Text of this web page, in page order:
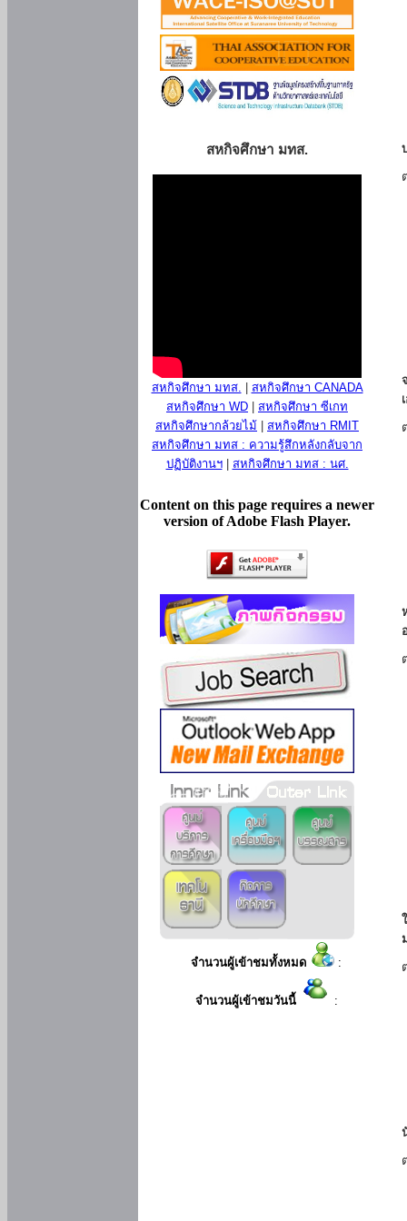
สหกิจศึกษา มทส.
สหกิจศึกษา มทส.
สหกิจศึกษา CANADA
สหกิจศึกษา WD
สหกิจศึกษา ซีเกท
สหกิจศึกษากล้วยไม้
สหกิจศึกษา RMIT
สหกิจศึกษา มทส : ความรู้สึกหลังกลับจาก
ปฏิบัติงานฯ| สหกิจศึกษา มทส : นศ.
Content on this page requires a newer
version of Adobe Flash Player.
จำนวนผู้เข้าชมทั้งหมด :
จำนวนผู้เข้าชมวันนี้ :